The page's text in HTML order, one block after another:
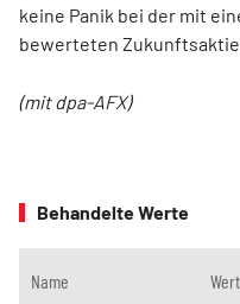
keine Panik bei der mit
bewerteten Zukunftsaktie
(mit dpa-AFX)
Behandelte Werte
Name Wert